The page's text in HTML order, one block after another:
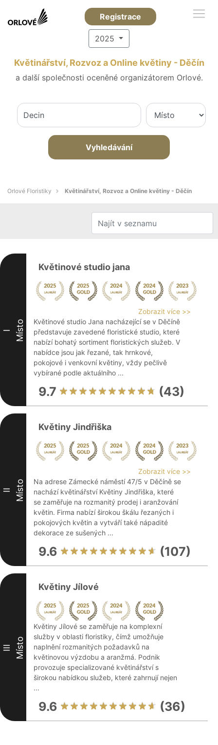
Registrace
2025
Květinářství, Rozvoz a Online květiny - Děčín
a další společnosti oceněné organizátorem Orlové.
Vyhledávání
Orlové Floristiky Květinářství, Rozvoz a Online květiny - Děčín
I Místo
Květinové studio jana
Zobrazit více >>
Květinové studio Jana nacházející se v Děčíně
představuje zavedené floristické studio, které
nabízí bohatý sortiment floristických služeb. V
nabídce jsou jak řezané, tak hrnkové,
pokojové i venkovní květiny, vždy pečlivě
vybírané podle aktuálního ...
9.7 (43)
II Místo
Květiny Jindřiška
Zobrazit více >>
Na adrese Zámecké náměstí 47/5 v Děčíně se
nachází květinářství Květiny Jindřiška, které
se zaměřuje na rozmanitý prodej i aranžování
květin. Firma nabízí širokou škálu řezaných i
pokojových květin a vytváří také nápadité
dekorace ze sušených ...
9.6 (107)
III Místo
Květiny Jílové
Květiny Jílové se zaměřuje na komplexní
služby v oblasti floristiky, čímž umožňuje
naplnění rozmanitých požadavků na
květinovou výzdobu a aranžmá. Podnik
provozuje specializované květinářství s
širokou nabídkou služeb, které zahrnují nejen
...
9.6 (36)